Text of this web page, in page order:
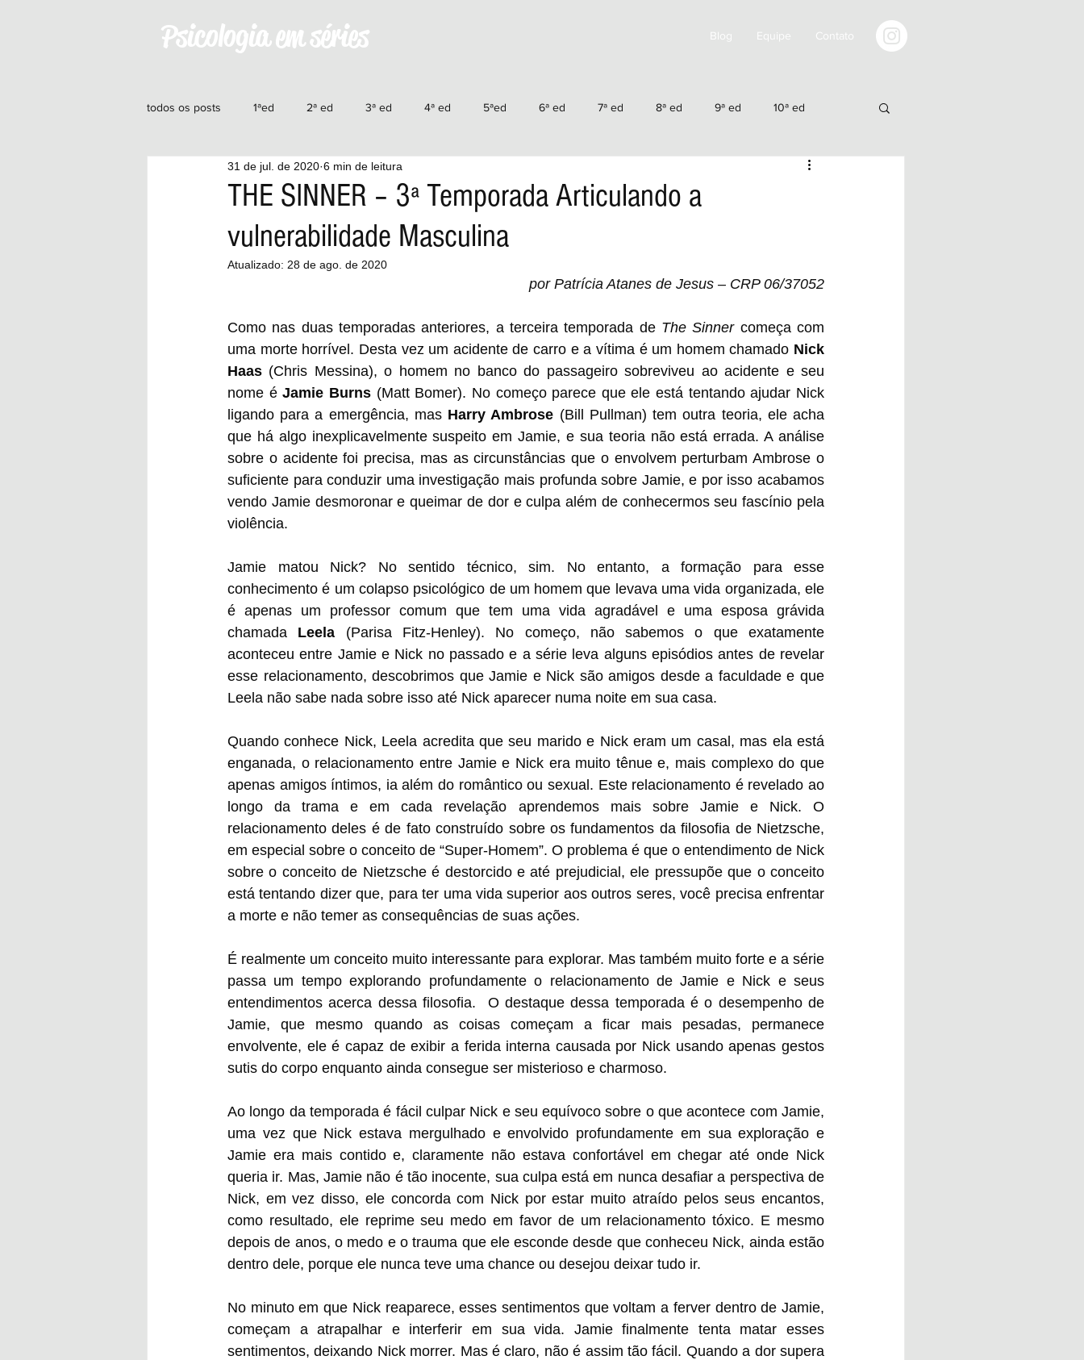
Psicologia em séries Blog Equipe Contato
todos os posts 1ªed 2ª ed 3ª ed 4ª ed 5ªed 6ª ed 7ª ed 8ª ed 9ª ed 10ª ed
12ªed 13ªed 14ªed
23ªed 24ªed 25ªed 26ªed 27ªed
THE SINNER – 3ª Temporada Articulando a
vulnerabilidade Masculina
31 de jul. de 2020 6 min de leitura
Atualizado: 28 de ago. de 2020
por Patrícia Atanes de Jesus – CRP 06/37052
Como nas duas temporadas anteriores, a terceira temporada de The Sinner começa com
uma morte horrível. Desta vez um acidente de carro e a vítima é um homem chamado Nick
Haas (Chris Messina), o homem no banco do passageiro sobreviveu ao acidente e seu
nome é Jamie Burns (Matt Bomer). No começo parece que ele está tentando ajudar Nick
ligando para a emergência, mas Harry Ambrose (Bill Pullman) tem outra teoria, ele acha
que há algo inexplicavelmente suspeito em Jamie, e sua teoria não está errada. A análise
sobre o acidente foi precisa, mas as circunstâncias que o envolvem perturbam Ambrose o
suficiente para conduzir uma investigação mais profunda sobre Jamie, e por isso acabamos
vendo Jamie desmoronar e queimar de dor e culpa além de conhecermos seu fascínio pela
violência.
Jamie matou Nick? No sentido técnico, sim. No entanto, a formação para esse
conhecimento é um colapso psicológico de um homem que levava uma vida organizada, ele
é apenas um professor comum que tem uma vida agradável e uma esposa grávida
chamada Leela (Parisa Fitz-Henley). No começo, não sabemos o que exatamente
aconteceu entre Jamie e Nick no passado e a série leva alguns episódios antes de revelar
esse relacionamento, descobrimos que Jamie e Nick são amigos desde a faculdade e que
Leela não sabe nada sobre isso até Nick aparecer numa noite em sua casa.
Quando conhece Nick, Leela acredita que seu marido e Nick eram um casal, mas ela está
enganada, o relacionamento entre Jamie e Nick era muito tênue e, mais complexo do que
apenas amigos íntimos, ia além do romântico ou sexual. Este relacionamento é revelado ao
longo da trama e em cada revelação aprendemos mais sobre Jamie e Nick. O
relacionamento deles é de fato construído sobre os fundamentos da filosofia de Nietzsche,
em especial sobre o conceito de “Super-Homem”. O problema é que o entendimento de Nick
sobre o conceito de Nietzsche é destorcido e até prejudicial, ele pressupõe que o conceito
está tentando dizer que, para ter uma vida superior aos outros seres, você precisa enfrentar
a morte e não temer as consequências de suas ações.
É realmente um conceito muito interessante para explorar. Mas também muito forte e a série
passa um tempo explorando profundamente o relacionamento de Jamie e Nick e seus
entendimentos acerca dessa filosofia.  O destaque dessa temporada é o desempenho de
Jamie, que mesmo quando as coisas começam a ficar mais pesadas, permanece
envolvente, ele é capaz de exibir a ferida interna causada por Nick usando apenas gestos
sutis do corpo enquanto ainda consegue ser misterioso e charmoso.
Ao longo da temporada é fácil culpar Nick e seu equívoco sobre o que acontece com Jamie,
uma vez que Nick estava mergulhado e envolvido profundamente em sua exploração e
Jamie era mais contido e, claramente não estava confortável em chegar até onde Nick
queria ir. Mas, Jamie não é tão inocente, sua culpa está em nunca desafiar a perspectiva de
Nick, em vez disso, ele concorda com Nick por estar muito atraído pelos seus encantos,
como resultado, ele reprime seu medo em favor de um relacionamento tóxico. E mesmo
depois de anos, o medo e o trauma que ele esconde desde que conheceu Nick, ainda estão
dentro dele, porque ele nunca teve uma chance ou desejou deixar tudo ir.
No minuto em que Nick reaparece, esses sentimentos que voltam a ferver dentro de Jamie,
começam a atrapalhar e interferir em sua vida. Jamie finalmente tenta matar esses
sentimentos, deixando Nick morrer. Mas é claro, não é assim tão fácil. Quando a dor supera